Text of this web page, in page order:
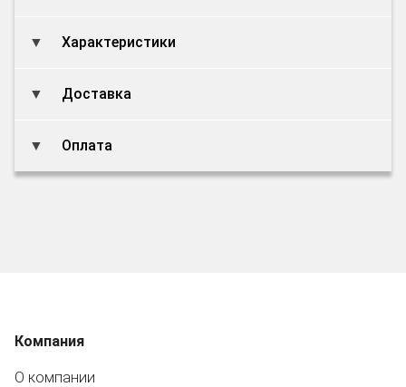
Характеристики
Доставка
Оплата
Компания
О компании